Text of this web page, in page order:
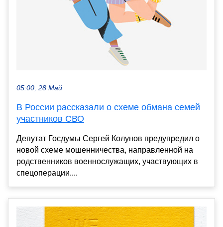
05:00, 28 Май
В России рассказали о схеме обмана семей
участников СВО
Депутат Госдумы Сергей Колунов предупредил о
новой схеме мошенничества, направленной на
родственников военнослужащих, участвующих в
спецоперации....